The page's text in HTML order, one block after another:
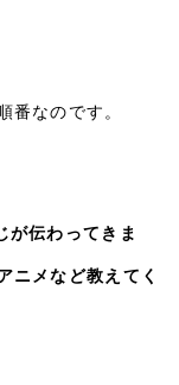
番なのです。
が伝わってきま
メなど教えてく